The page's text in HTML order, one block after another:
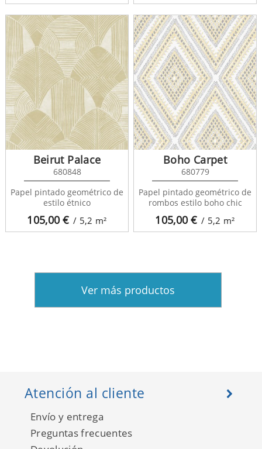
105,00€ / 5,2 m²
Beirut Palace
680848
Papel pintado geométrico de
estilo étnico
105,00€ / 5,2 m²
Boho Carpet
680779
Papel pintado geométrico de
rombos estilo boho chic
Ver más productos
Atención al cliente
Envío y entrega
Preguntas frecuentes